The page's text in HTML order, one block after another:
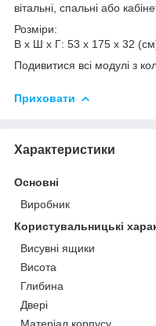
вітальні, спальні або
Розміри:
В х Ш х Г: 53 х 175 х 32
Подивитися всі модулі з
Приховати
Характеристики
Основні
Виробник
Користувальницькі
Висувні ящики
Висота
Глибина
Двері
Матеріал корпусу